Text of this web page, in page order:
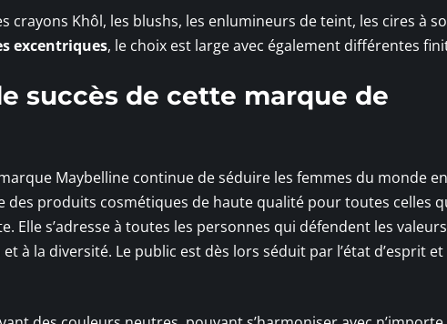
crayons Khôl, les blushs, les enlumineurs de teint, les cires à
excentriques, le choix est large avec également différentes
succès de cette marque de
Maybelline continue de séduire les femmes du monde
des produits cosmétiques de haute qualité pour toutes celles
Elle s’adresse à toutes les personnes qui défendent les valeurs
à la diversité. Le public est dès lors séduit par l’état d’esprit et